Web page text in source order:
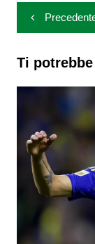
articoli
Ti